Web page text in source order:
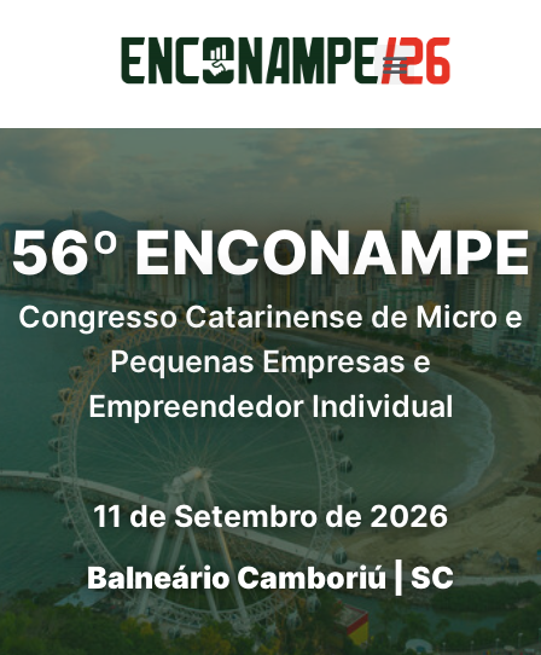
56º ENCONAMPE
Congresso Catarinense de Micro e
Pequenas Empresas e
Empreendedor Individual
11 de Setembro de 2026
Balneário Camboriú | SC